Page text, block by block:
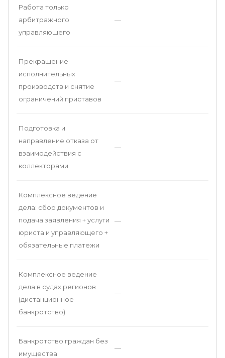
Работа только
арбитражного
управляющего
—
Прекращение
исполнительных
производств и снятие
ограничений приставов
—
Подготовка и
направление отказа от
взаимодействия с
коллекторами
—
Комплексное ведение
дела: сбор документов и
подача заявления + услуги
юриста и управляющего +
обязательные платежи
—
Комплексное ведение
дела в судах регионов
(дистанционное
банкротство)
—
Банкротство граждан без
имущества
—